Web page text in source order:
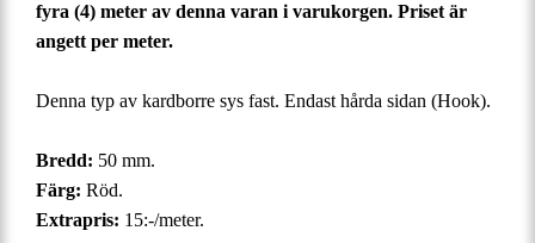
fyra (4) meter av denna varan i varukorgen. Priset är
angett per meter.
Denna typ av kardborre sys fast. Endast hårda sidan (Hook).
Bredd: 50 mm.
Färg: Röd.
Extrapris: 15:-/meter.